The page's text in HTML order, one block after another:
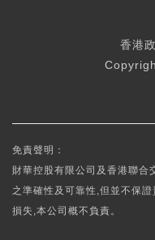
香港
免責聲明：
財華控股有限公司及香港聯合
之準確性及可靠性,但並不保
損失,本公司概不負責。